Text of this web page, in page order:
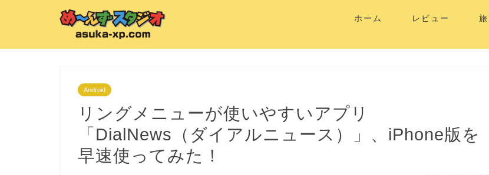
ホーム レビュー 旅
Android
リングメニューが使いやすいアプリ
「DialNews（ダイアルニュース）」、iPhone版を
早速使ってみた！